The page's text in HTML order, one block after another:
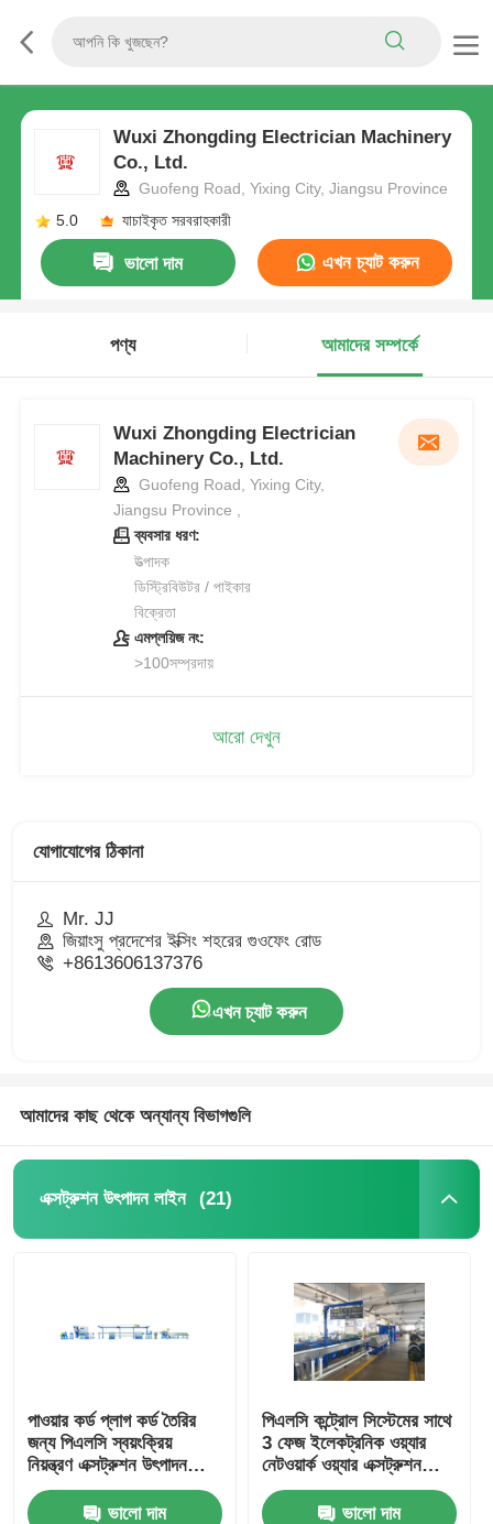
Wuxi Zhongding Electrician Machinery
Co., Ltd.
Guofeng Road, Yixing City, Jiangsu Province
5.0
যাচাইকৃত সরবরাহকারী
ভালো দাম এখন চ্যাট করুন
পণ্য আমাদের সম্পর্কে
Wuxi Zhongding Electrician
Machinery Co., Ltd.
Guofeng Road, Yixing City,
Jiangsu Province ,
ব্যবসার ধরণ:
উত্পাদক
ডিস্ট্রিবিউটর / পাইকার
বিক্রেতা
এমপ্লয়িজ নং:
>100সম্প্রদায়
আরো দেখুন
যোগাযোগের ঠিকানা
Mr. JJ
জিয়াংসু প্রদেশের ইক্সিং শহরের গুওফেং রোড
+8613606137376
এখন চ্যাট করুন
আমাদের কাছ থেকে অন্যান্য বিভাগগুলি
এক্সট্রুশন উৎপাদন লাইন (21)
পাওয়ার কর্ড প্লাগ কর্ড তৈরির
জন্য পিএলসি স্বয়ংক্রিয়
নিয়ন্ত্রণ এক্সট্রুশন উৎপাদন
লাইন
ভালো দাম
পিএলসি কন্ট্রোল সিস্টেমের সাথে
3 ফেজ ইলেকট্রনিক ওয়্যার
নেটওয়ার্ক ওয়্যার এক্সট্রুশন
লাইন মেশিন
ভালো দাম